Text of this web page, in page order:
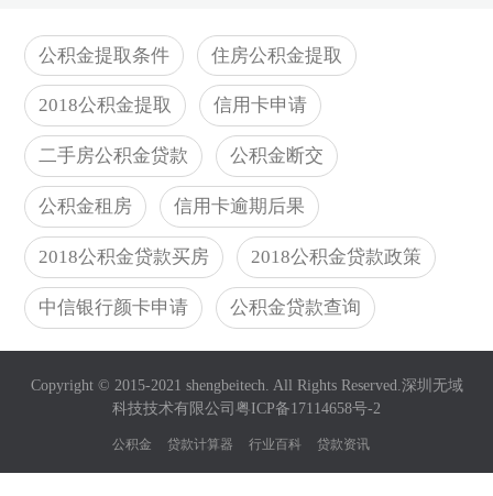
公积金提取条件 住房公积金提取
2018公积金提取 信用卡申请
二手房公积金贷款 公积金断交
公积金租房 信用卡逾期后果
2018公积金贷款买房 2018公积金贷款政策
中信银行颜卡申请 公积金贷款查询
Copyright © 2015-2021 shengbeitech. All Rights Reserved.深圳无域
科技技术有限公司粤ICP备17114658号-2
公积金 贷款计算器 行业百科 贷款资讯